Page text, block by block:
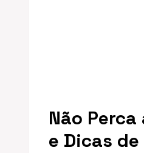
Não
e Dicas de